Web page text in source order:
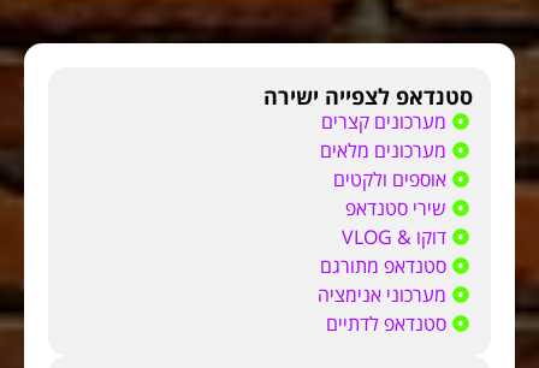
סטנדאפ לצפייה ישירה
מערכונים קצרים
מערכונים מלאים
אוספים ולקטים
שירי סטנדאפ
דוקו & VLOG
סטנדאפ מתורגם
מערכוני אנימציה
סטנדאפ לדתיים